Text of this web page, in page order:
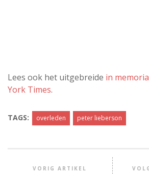
Lees ook het uitgebreide in
York Times.
TAGS: overleden peter lieberson
VORIG ARTIKEL